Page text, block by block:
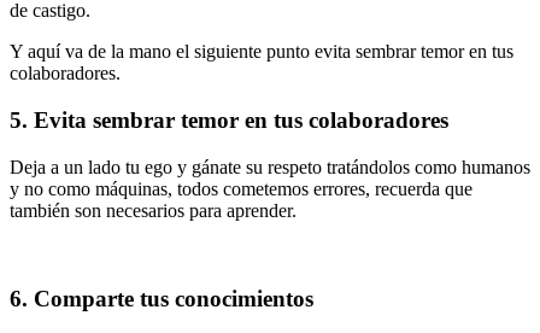
de castigo.
Y aquí va de la mano el siguiente punto evita sembrar temor en tus
colaboradores.
5. Evita sembrar temor en tus colaboradores
Deja a un lado tu ego y gánate su respeto tratándolos como humanos
y no como máquinas, todos cometemos errores, recuerda que
también son necesarios para aprender.
6. Comparte tus conocimientos